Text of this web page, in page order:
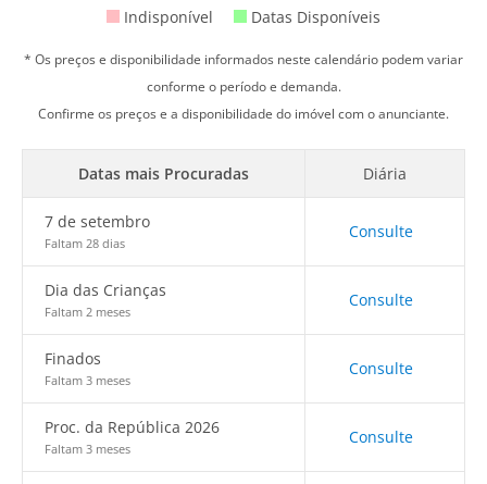
Indisponível Datas Disponíveis
* Os preços e disponibilidade informados neste calendário podem variar
conforme o período e demanda.
Confirme os preços e a disponibilidade do imóvel com o anunciante.
Datas mais Procuradas Diária
7 de setembro
Faltam 28 dias
Consulte
Dia das Crianças
Faltam 2 meses
Consulte
Finados
Faltam 3 meses
Consulte
Proc. da República 2026
Faltam 3 meses
Consulte